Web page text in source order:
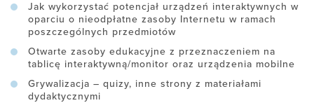
Jak wykorzystać potencjał urządzeń interaktywnych w
oparciu o nieodpłatne zasoby Internetu w ramach
poszczególnych przedmiotów
Otwarte zasoby edukacyjne z przeznaczeniem na
tablicę interaktywną/monitor oraz urządzenia mobilne
Grywalizacja – quizy, inne strony z materiałami
dydaktycznymi